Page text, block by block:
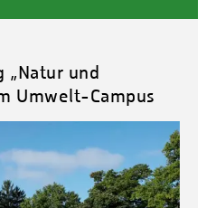
„Natur und
Umwelt-Campus